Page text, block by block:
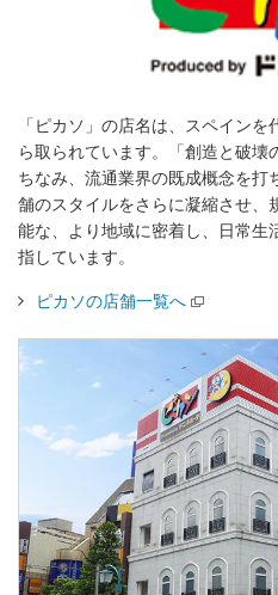
「ピカソ」の店名は、スペイン
ら取られています。「創造と破壊
ちなみ、流通業界の既成概念を打
舗のスタイルをさらに凝縮させ、
能な、より地域に密着し、日常生
指しています。
ピカソの店舗一覧へ